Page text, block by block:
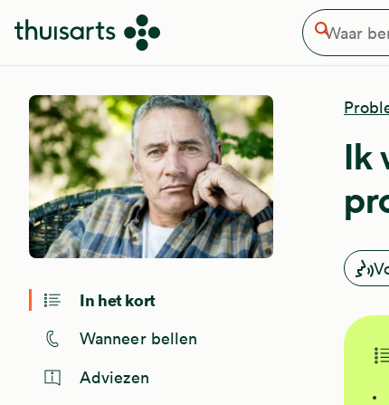
Overslaan en naar de inhoud gaan Waar ben je naar op
Zoeken
Ik
In het kort
Wanneer bellen
Adviezen